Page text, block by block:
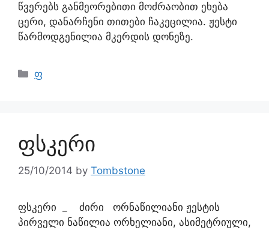
წვერებს განმეორებითი მოძრაობით ეხება
ცერი, დანარჩენი თითები ჩაკეცილია. ჟესტი
წარმოდგენილია მკერდის დონეზე.
ფ
ფსკერი
25/10/2014 by Tombstone
ფსკერი _ ძირი ორნაწილიანი ჟესტის
პირველი ნაწილია ორხელიანი, ასიმეტრიული,